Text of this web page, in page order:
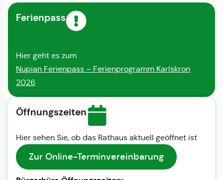
Ferienpass
Hier geht es zum
Nupian Ferienpass – Ferienprogramm Karlskron
2026
Öffnungszeiten
Hier sehen Sie, ob das Rathaus aktuell geöffnet ist
Zur Online-Terminvereinbarung